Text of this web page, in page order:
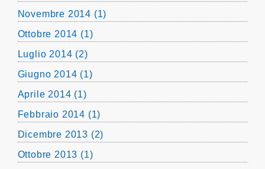
Novembre 2014 (1)
Ottobre 2014 (1)
Luglio 2014 (2)
Giugno 2014 (1)
Aprile 2014 (1)
Febbraio 2014 (1)
Dicembre 2013 (2)
Ottobre 2013 (1)